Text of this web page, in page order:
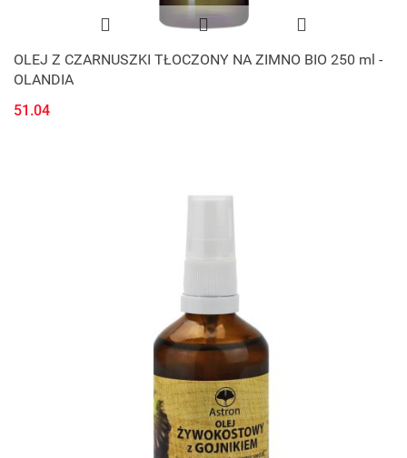
OLEJ Z CZARNUSZKI TŁOCZONY NA ZIMNO BIO 250 ml -
OLANDIA
51.04